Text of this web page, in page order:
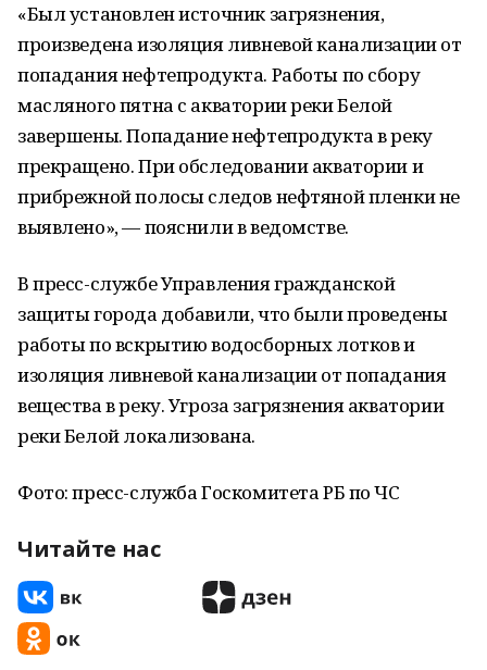
«Был установлен источник загрязнения,
произведена изоляция ливневой канализации от
попадания нефтепродукта. Работы по сбору
масляного пятна с акватории реки Белой
завершены. Попадание нефтепродукта в реку
прекращено. При обследовании акватории и
прибрежной полосы следов нефтяной пленки не
выявлено», — пояснили в ведомстве.
В пресс-службе Управления гражданской
защиты города добавили, что были проведены
работы по вскрытию водосборных лотков и
изоляция ливневой канализации от попадания
вещества в реку. Угроза загрязнения акватории
реки Белой локализована.
Фото: пресс-служба Госкомитета РБ по ЧС
Читайте нас